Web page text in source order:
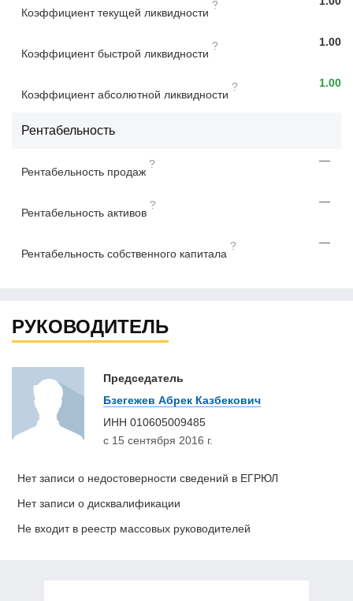
Коэффициент текущей ликвидности
?
Коэффициент быстрой ликвидности
? 1.00
Коэффициент абсолютной ликвидности
? 1.00
Рентабельность
Рентабельность продаж
? —
Рентабельность активов
? —
Рентабельность собственного капитала
? —
РУКОВОДИТЕЛЬ
Председатель
Бзегежев Абрек Казбекович
ИНН 010605009485
с 15 сентября 2016 г.
Нет записи о недостоверности сведений в ЕГРЮЛ
Нет записи о дисквалификации
Не входит в реестр массовых руководителей